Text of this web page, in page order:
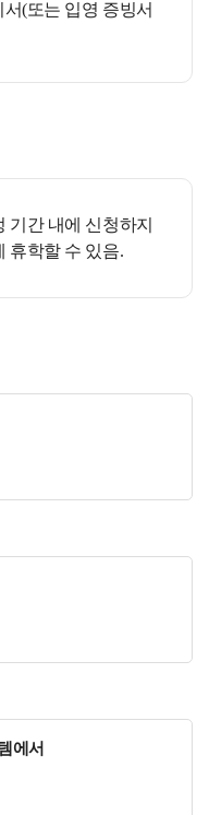
(또는 입영 증빙서
기간 내에 신청하지
휴학할 수 있음.
에서